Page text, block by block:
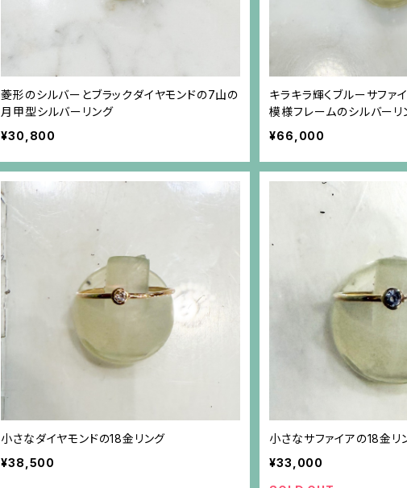
菱形のシルバーとブラックダイヤモンドの7山の
月甲型シルバーリング
¥30,800
キラキラ輝くブルーサファ
模様フレームのシルバーリ
¥66,000
小さなダイヤモンドの18金リング
¥38,500
小さなサファイアの18金リ
¥33,000